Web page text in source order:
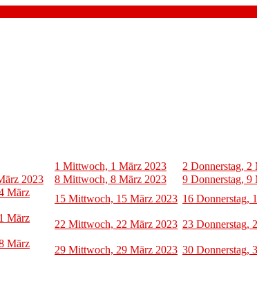
1 Mittwoch, 1 März 2023 2 Donnerstag, 2
2023 8 Mittwoch, 8 März 2023 9 Donnerstag, 9
März
15 Mittwoch, 15 März 2023 16 Donnerstag,
März
22 Mittwoch, 22 März 2023 23 Donnerstag,
März
29 Mittwoch, 29 März 2023 30 Donnerstag,